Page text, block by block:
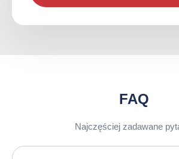
FAQ
Najczęściej zadawane